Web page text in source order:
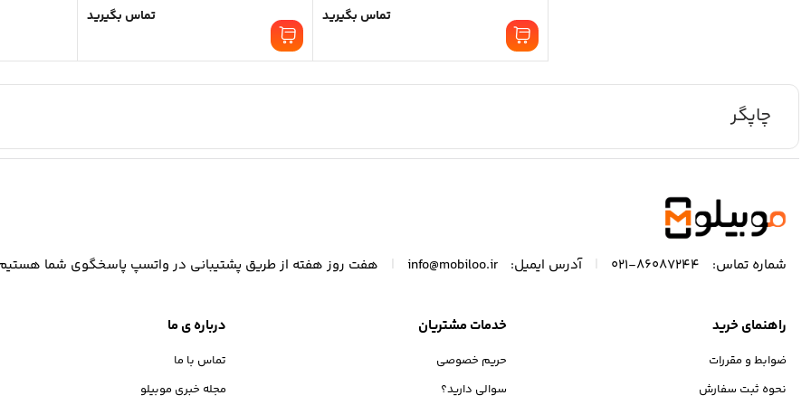
تماس بگیرید تماس بگیرید
چاپگر
شماره تماس: 86087244-021 آدرس ایمیل: info@mobiloo.ir هفت روز هفته از طریق پشتیبانی در واتسپ پاسخگوی شما
راهنمای خرید
ضوابط و مقررات
نحوه ثبت سفارش
خدمات مشتریان
حریم خصوصی
سوالی دارید؟
درباره ی ما
تماس با ما
مجله خبری موبیلو